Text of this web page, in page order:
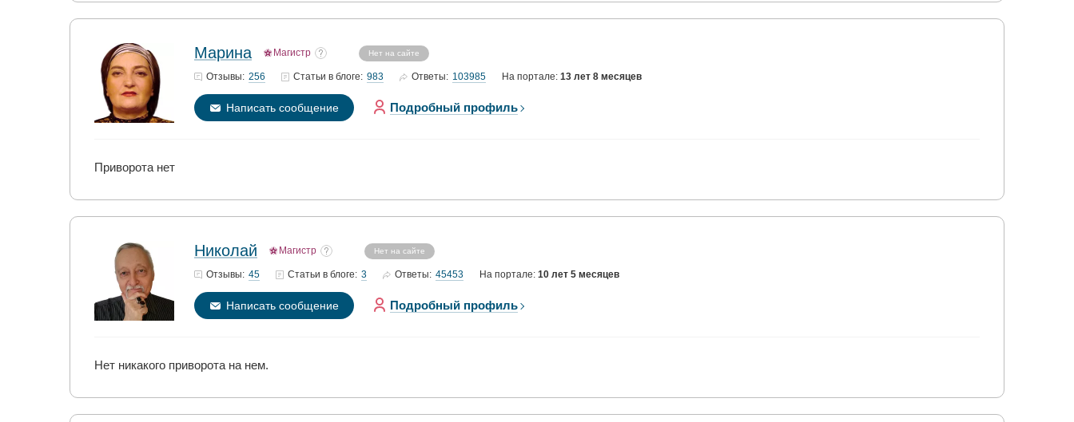
Марина Магистр Нет на сайте
Отзывы: 256 Статьи в блоге: 983 Ответы: 103985 На портале: 13 лет 8 месяцев
Написать сообщение Подробный профиль
Приворота нет
Николай Магистр Нет на сайте
Отзывы: 45 Статьи в блоге: 3 Ответы: 45453 На портале: 10 лет 5 месяцев
Написать сообщение Подробный профиль
Нет никакого приворота на нем.